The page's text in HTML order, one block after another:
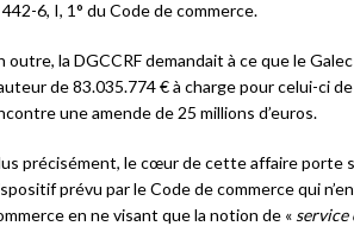
442-6, I, 1° du Code de commerce.
outre, la DGCCRF demandait à ce que le
de 83.035.774 € à charge pour celui-ci
une amende de 25 millions d’euros.
précisément, le cœur de cette affaire porte
prévu par le Code de commerce qui
en ne visant que la notion de « service